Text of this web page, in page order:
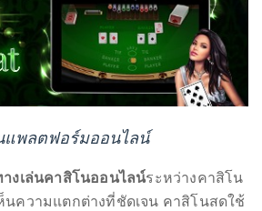
แพลตฟอร์มออนไลน์
างเล่นคาสิโนออนไลน์ระหว่างคาสิโน
นความแตกต่างที่ชัดเจน คาสิโนสดใช้